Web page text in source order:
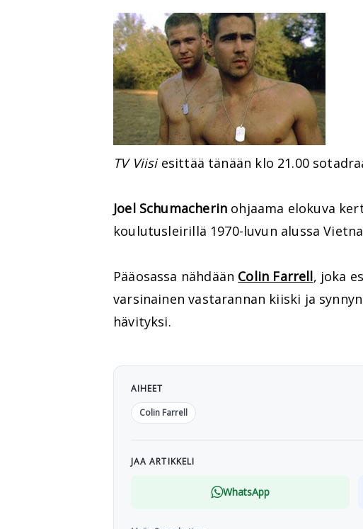
TV Viisiesittää tänään klo 21.00
Joel Schumacherin ohjaama elokuva
koulutusleirillä 1970-luvun alussa
Pääosassa nähdään Colin Farrell, joka
varsinainen vastarannan kiiski ja
hävityksi.
AIHEET
Colin Farrell
JAA ARTIKKELI
WhatsApp